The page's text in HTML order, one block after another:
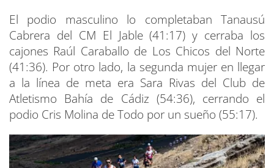
El podio masculino lo completaban Tanausú
Cabrera del CM El Jable (41:17) y cerraba los
cajones Raúl Caraballo de Los Chicos del Norte
(41:36). Por otro lado, la segunda mujer en llegar
a la línea de meta era Sara Rivas del Club de
Atletismo Bahía de Cádiz (54:36), cerrando el
podio Cris Molina de Todo por un sueño (55:17).